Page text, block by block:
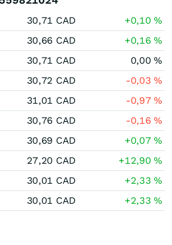
30,71 CAD +0,10%
30,66 CAD +0,16%
30,71 CAD 0,00%
30,72 CAD -0,03%
31,01 CAD -0,97%
30,76 CAD -0,16%
30,69 CAD +0,07%
27,20 CAD +12,90%
30,01 CAD +2,33%
30,01 CAD +2,33%